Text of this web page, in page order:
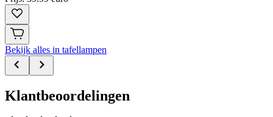
Bekijk alles in tafellampen
Klantbeoordelingen